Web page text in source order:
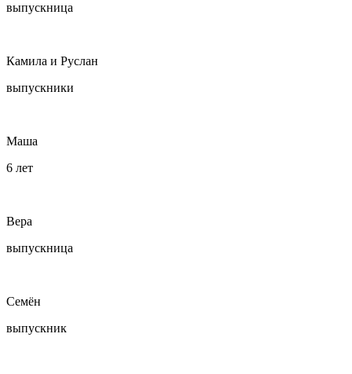
выпускница
Камила и Руслан
выпускники
Маша
6 лет
Вера
выпускница
Семён
выпускник